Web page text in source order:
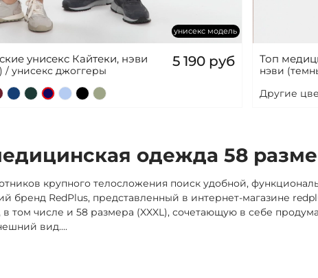
унисекс модель
унисекс Кайтеки, нэви
унисекс джоггеры
5 190 руб Топ
нэви
Другие
одежда 58
крупного телосложения поиск удобной,
бренд RedPlus, представленный в интернет-магазине
том числе и 58 размера (XXXL), сочетающую в себе
вид....